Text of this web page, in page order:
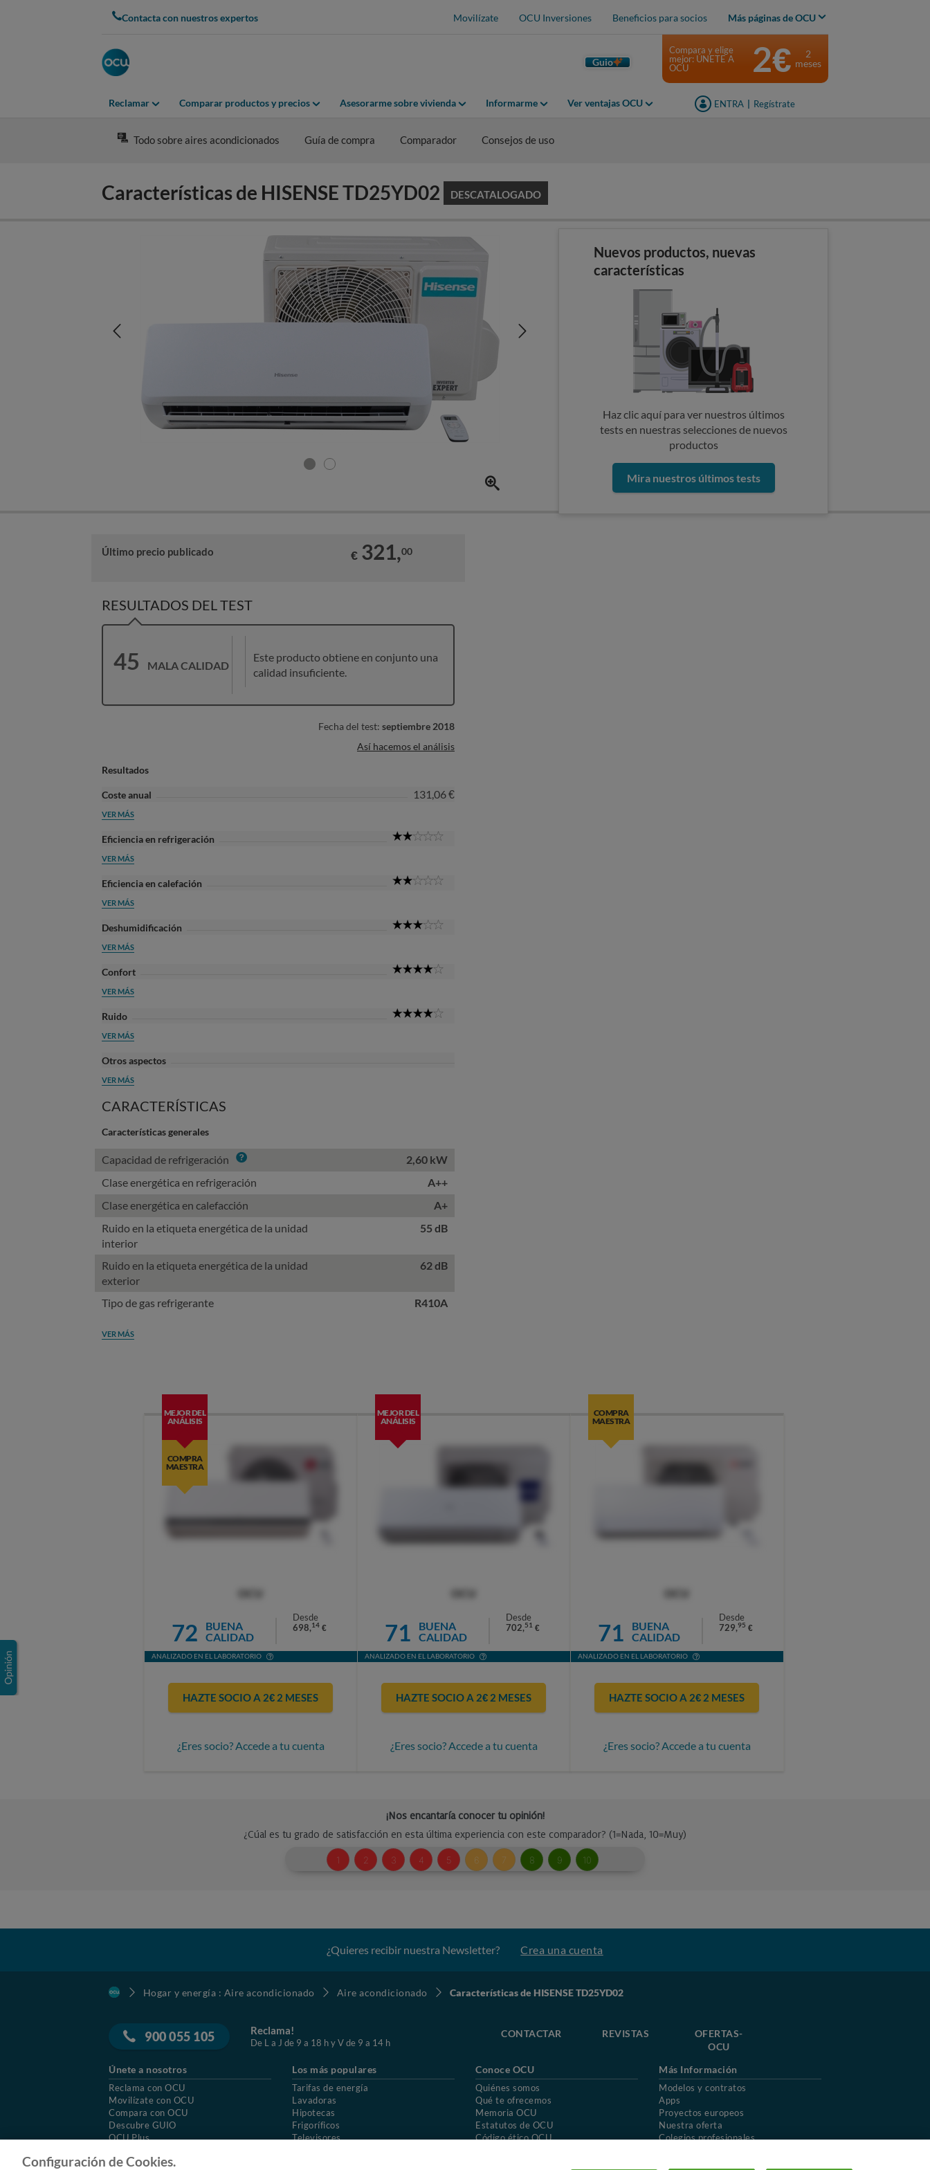
Contacta con nuestros expertos Movilízate OCU Inversiones Beneficios para socios Más páginas de OCU
Guio
Reclamar Comparar productos y precios Asesorarme sobre vivienda Informarme Ver ventajas OCU ENTRA Regístrate
Compara y elige
mejor: ÚNETE A
OCU
2€
2
meses
Todo sobre aires acondicionados Guía de compra Comparador Consejos de uso
Características de HISENSE TD25YD02 DESCATALOGADO
Nuevos productos, nuevas
características
Haz clic aquí para ver nuestros últimos
tests en nuestras selecciones de nuevos
productos
Mira nuestros últimos tests
Último precio publicado € 321,00
RESULTADOS DEL TEST
45 MALA CALIDAD
Este producto obtiene en conjunto una
calidad insuficiente.
Fecha del test: septiembre 2018
Así hacemos el análisis
Resultados
Coste anual 131,06 €
VER MÁS
Eficiencia en refrigeración
VER MÁS
Eficiencia en calefación
VER MÁS
Deshumidificación
VER MÁS
Confort
VER MÁS
Ruido
VER MÁS
Otros aspectos
VER MÁS
CARACTERÍSTICAS
Características generales
Capacidad de refrigeración Info
2,60 kW
Clase energética en refrigeración
A++
Clase energética en calefacción
A+
Ruido en la etiqueta energética de la unidad
interior
55 dB
Ruido en la etiqueta energética de la unidad
exterior
62 dB
Tipo de gas refrigerante R410A
VER MÁS
MEJOR DEL
ANÁLISIS
COMPRA
MAESTRA
72
BUENA
CALIDAD
Desde
698,14 €
ANALIZADO EN EL LABORATORIO
HAZTE SOCIO A 2€ 2 MESES
¿Eres socio? Accede a tu cuenta
MEJOR DEL
ANÁLISIS
71
BUENA
CALIDAD
Desde
702,51 €
ANALIZADO EN EL LABORATORIO
HAZTE SOCIO A 2€ 2 MESES
¿Eres socio? Accede a tu cuenta
COMPRA
MAESTRA
71
BUENA
CALIDAD
Desde
729,95 €
ANALIZADO EN EL LABORATORIO
HAZTE SOCIO A 2€ 2 MESES
¿Eres socio? Accede a tu cuenta
¿Quieres recibir nuestra Newsletter? Crea una cuenta
Hogar y energía : Aire acondicionado Aire acondicionado Características de HISENSE TD25YD02
900 055 105 Reclama!
De L a J de 9 a 18 h y V de 9 a 14 h
CONTACTAR REVISTAS
OFERTAS-
OCU
Únete a nosotros
Reclama con OCU
Movilízate con OCU
Compara con OCU
Descubre GUIO
OCU Plus
Los más populares
Tarifas de energía
Lavadoras
Hipotecas
Frigoríficos
Televisores
Conoce OCU
Quiénes somos
Qué te ofrecemos
Memoria OCU
Estatutos de OCU
Código ético OCU
Más Información
Modelos y contratos
Apps
Proyectos europeos
Nuestra oferta
Colegios profesionales
Configuración de Cookies.